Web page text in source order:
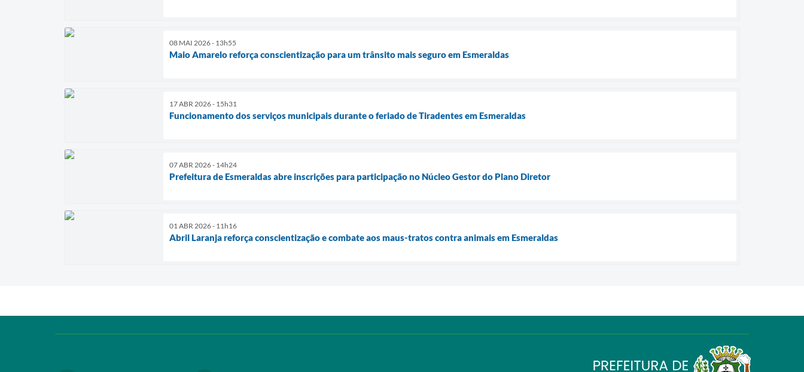
08 MAI 2026 - 13h55
Maio Amarelo reforça conscientização para um trânsito mais seguro em Esmeraldas
17 ABR 2026 - 15h31
Funcionamento dos serviços municipais durante o feriado de Tiradentes em Esmeraldas
07 ABR 2026 - 14h24
Prefeitura de Esmeraldas abre inscrições para participação no Núcleo Gestor do Plano Diretor
01 ABR 2026 - 11h16
Abril Laranja reforça conscientização e combate aos maus-tratos contra animais em Esmeraldas